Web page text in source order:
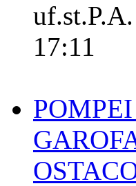
17:11